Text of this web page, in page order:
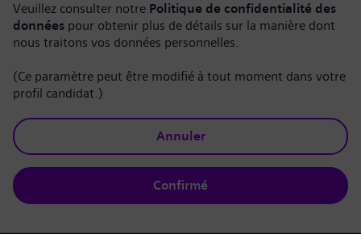
Veuillez consulter notre Politique de confidentialité des
données pour obtenir plus de détails sur la manière dont
nous traitons vos données personnelles.
(Ce paramètre peut être modifié à tout moment dans votre
profil candidat.)
Annuler
Confirmé